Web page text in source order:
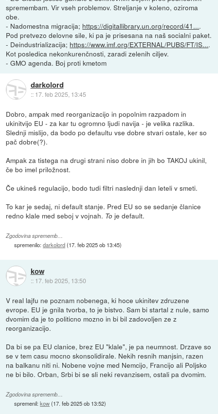
spremembam. Vir vseh problemov. Streljanje v koleno, oziroma
obe.
- Nadomestna migracija; https://digitallibrary.un.org/record/41....
Pod pretvezo delovne sile, ki pa je prisesana na naš socialni paket.
- Deindustrializacija; https://www.imf.org/EXTERNAL/PUBS/FT/IS....
Kot posledica nekonkurenčnosti, zaradi zelenih ciljev.
- GMO agenda. Boj proti kmetom
darkolord
:: 17. feb 2025, 13:45
Dobro, ampak med reorganizacijo in popolnim razpadom in
ukinitvijo EU - za kar tu ogromno ljudi navija - je velika razlika.
Slednji mislijo, da bodo po defaultu vse dobre stvari ostale, ker so
pač dobre(?).
Ampak za tistega na drugi strani niso dobre in jih bo TAKOJ ukinil,
če bo imel priložnost.
Če ukineš regulacijo, bodo tudi filtri naslednji dan leteli v smeti.
To kar je sedaj, ni default stanje. Pred EU so se sedanje članice
redno klale med seboj v vojnah. Toje default.
Zgodovina sprememb…
spremenilo:darkolord(17. feb 2025 ob 13:45)
kow
:: 17. feb 2025, 13:50
V real lajfu ne poznam nobenega, ki hoce ukinitev zdruzene
evrope. EU je gnila tvorba, to je bistvo. Sam bi startal z nule, samo
dvomim da je to politicno mozno in bi bil zadovoljen ze z
reorganizacijo.
Da bi se pa EU clanice, brez EU "klale", je pa neumnost. Drzave so
se v tem casu mocno skonsolidirale. Nekih resnih manjsin, razen
na balkanu niti ni. Nobene vojne med Nemcijo, Francijo ali Poljsko
ne bi bilo. Orban, Srbi bi se sli neki revanzisem, ostali pa dvomim.
Zgodovina sprememb…
spremenil:kow(17. feb 2025 ob 13:52)